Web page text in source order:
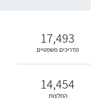
17,493
מדריכים משפטיים
14,454
המלצות